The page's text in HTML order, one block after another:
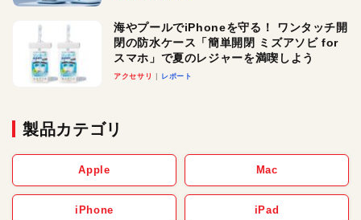
海やプールでiPhoneを守る！ ワンタッチ開
閉の防水ケース「簡単開閉 ミズアソビ for
スマホ」で夏のレジャーを満喫しよう
アクセサリ レポート
製品カテゴリ
Apple Mac
iPhone iPad